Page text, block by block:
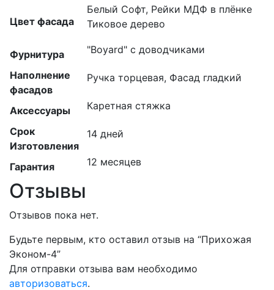
Цвет фасада
Белый Софт, Рейки МДФ в плёнке
Тиковое дерево
Фурнитура "Boyard" с доводчиками
Наполнение
фасадов
Ручка торцевая, Фасад гладкий
Аксессуары Каретная стяжка
Срок
Изготовления
14 дней
Гарантия 12 месяцев
Отзывы
Отзывов пока нет.
Будьте первым, кто оставил отзыв на “Прихожая
Эконом-4”
Для отправки отзыва вам необходимо
авторизоваться.